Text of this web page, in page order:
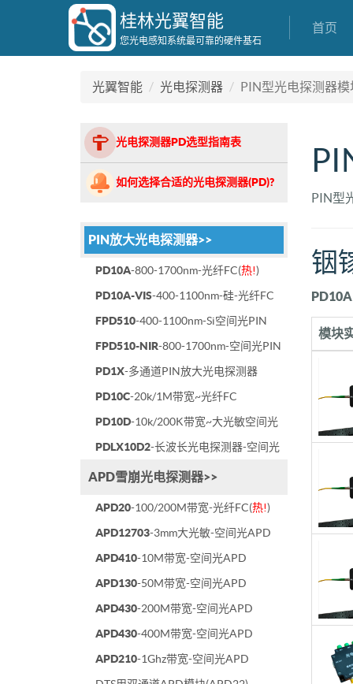
桂林光翼智能
您光电感知系统最可靠的硬件基石
首页
光翼智能 光电探测器 PIN型光电探测器模
光电探测器PD选型指南表
如何选择合适的光电探测器(PD)?
PIN放大光电探测器>>
PD10A-800-1700nm-光纤FC(热!)
PD10A-VIS-400-1100nm-硅-光纤FC
FPD510-400-1100nm-Si空间光PIN
FPD510-NIR-800-1700nm-空间光PIN
PD1X-多通道PIN放大光电探测器
PD10C-20k/1M带宽~光纤FC
PD10D-10k/200K带宽~大光敏空间光
PDLX10D2-长波长光电探测器-空间光
APD雪崩光电探测器>>
APD20-100/200M带宽-光纤FC(热!)
APD12703-3mm大光敏-空间光APD
APD410-10M带宽-空间光APD
APD130-50M带宽-空间光APD
APD430-200M带宽-空间光APD
APD430-400M带宽-空间光APD
APD210-1Ghz带宽-空间光APD
PIN型
铟
模块